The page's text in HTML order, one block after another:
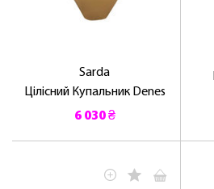
Sarda
Цілісний Купальник Denes
6 030 ₴